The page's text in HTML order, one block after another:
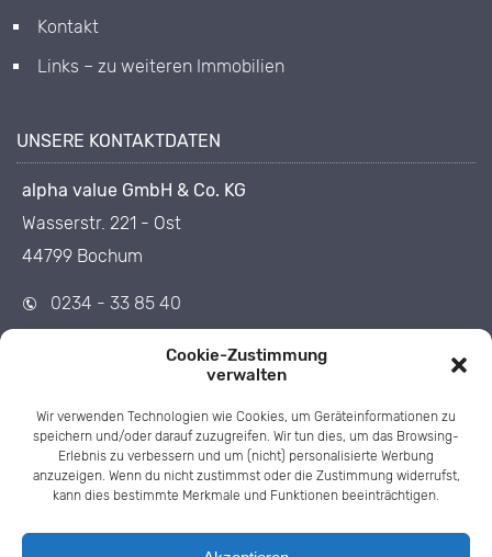
Cookie-Zustimmung
verwalten
Wir verwenden Technologien wie Cookies, um Geräteinformationen zu
speichern und/oder darauf zuzugreifen. Wir tun dies, um das Browsing-
Erlebnis zu verbessern und um (nicht) personalisierte Werbung
anzuzeigen. Wenn du nicht zustimmst oder die Zustimmung widerrufst,
kann dies bestimmte Merkmale und Funktionen beeinträchtigen.
Kontakt
Links – zu weiteren Immobilien
UNSERE KONTAKTDATEN
alpha value GmbH & Co. KG
Wasserstr. 221 - Ost
44799 Bochum
0234 - 33 85 40